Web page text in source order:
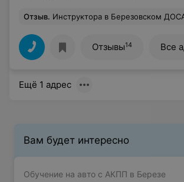
Отзыв. Инструктора в Березовском ДОСААФ на высоте. Но вот что я могу сказать на счёт
Отзывы14 Все
Ещё 1 адрес
Вам будет интересно
Обучение на авто с АКПП в Березе